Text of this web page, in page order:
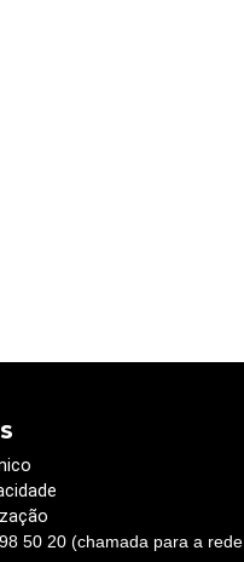
50 20 (chamada para a rede